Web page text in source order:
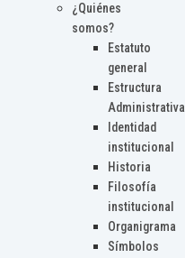
¿Quiénes
somos?
Estatuto
general
Estructura
Administrativa
Identidad
institucional
Historia
Filosofía
institucional
Organigrama
Símbolos